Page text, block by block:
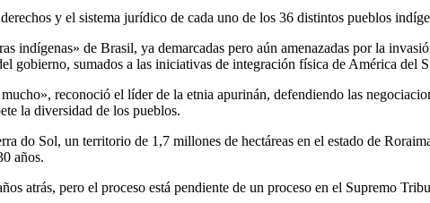
y el sistema jurídico de cada uno de los 36 distintos pueblos
indígenas» de Brasil, ya demarcadas pero aún amenazadas por la
gobierno, sumados a las iniciativas de integración física de América del
reconoció el líder de la etnia apurinán, defendiendo las
la diversidad de los pueblos.
do Sol, un territorio de 1,7 millones de hectáreas en el estado de
años.
atrás, pero el proceso está pendiente de un proceso en el Supremo